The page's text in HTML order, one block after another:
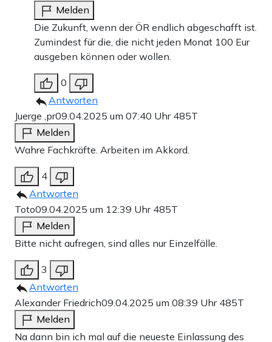
Melden
Die Zukunft, wenn der ÖR endlich abgeschafft ist.
Zumindest für die, die nicht jeden Monat 100 Eur
ausgeben können oder wollen.
0
Antworten
Juerge ,pr09.04.2025 um 07:40 Uhr 485T
Melden
Wahre Fachkräfte. Arbeiten im Akkord.
4
Antworten
Toto09.04.2025 um 12:39 Uhr 485T
Melden
Bitte nicht aufregen, sind alles nur Einzelfälle.
3
Antworten
Alexander Friedrich09.04.2025 um 08:39 Uhr 485T
Melden
Na dann bin ich mal auf die neueste Einlassung des